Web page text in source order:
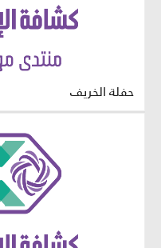
حفلة الخريف